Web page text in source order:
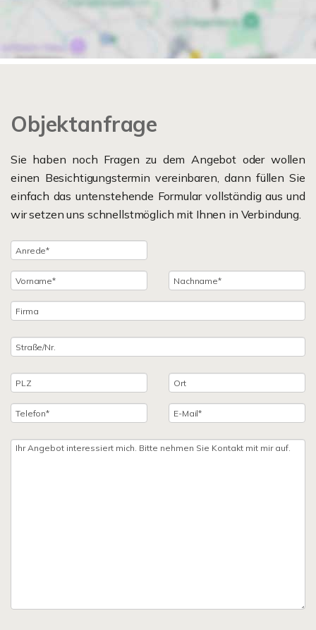
Objektanfrage
Sie haben noch Fragen zu dem Angebot oder wollen
einen Besichtigungstermin vereinbaren, dann füllen Sie
einfach das untenstehende Formular vollständig aus und
wir setzen uns schnellstmöglich mit Ihnen in Verbindung.